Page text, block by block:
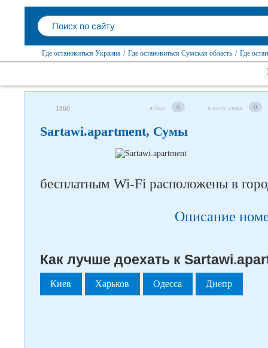
Где остановиться Украина / Где остановиться Сумская область / Где
1860 я был 0 я хочу сюда 0
Sartawi.apartment, Сумы
бесплатным Wi-Fi расположены в
Описание
Как лучше доехать к
Киев Харьков Одесса Днепр
Следите за нами в соцсетях